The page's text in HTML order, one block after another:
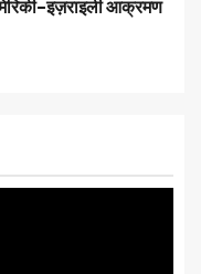
आक्रमण